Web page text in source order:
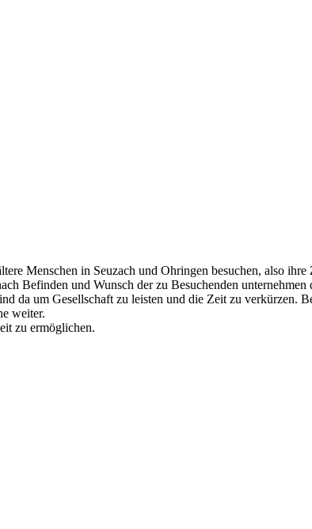
Menschen in Seuzach und Ohringen besuchen, also ihre
Befinden und Wunsch der zu Besuchenden unternehmen
da um Gesellschaft zu leisten und die Zeit zu verkürzen.
weiter.
zu ermöglichen.